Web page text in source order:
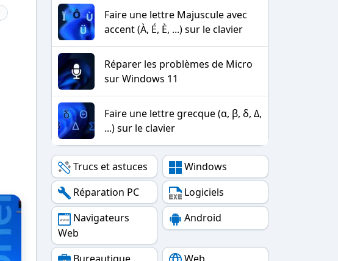
Faire une lettre Majuscule avec
accent (À, É, È, ...) sur le clavier
Réparer les problèmes de Micro
sur Windows 11
Faire une lettre grecque (α, β, δ, Δ,
...) sur le clavier
Trucs et astuces
Windows
Réparation PC
Logiciels
Navigateurs
Web
Android